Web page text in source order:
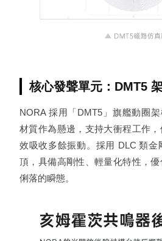
核心發聲單元：DMT5
NORA 採用「DMT5」旗艦動圈
材質作為懸邊，支持大衝程工作
效吸收多餘振動。採用 DLC 類金
頂，具備高剛性、輕量化特性，
俐落的瞬態。